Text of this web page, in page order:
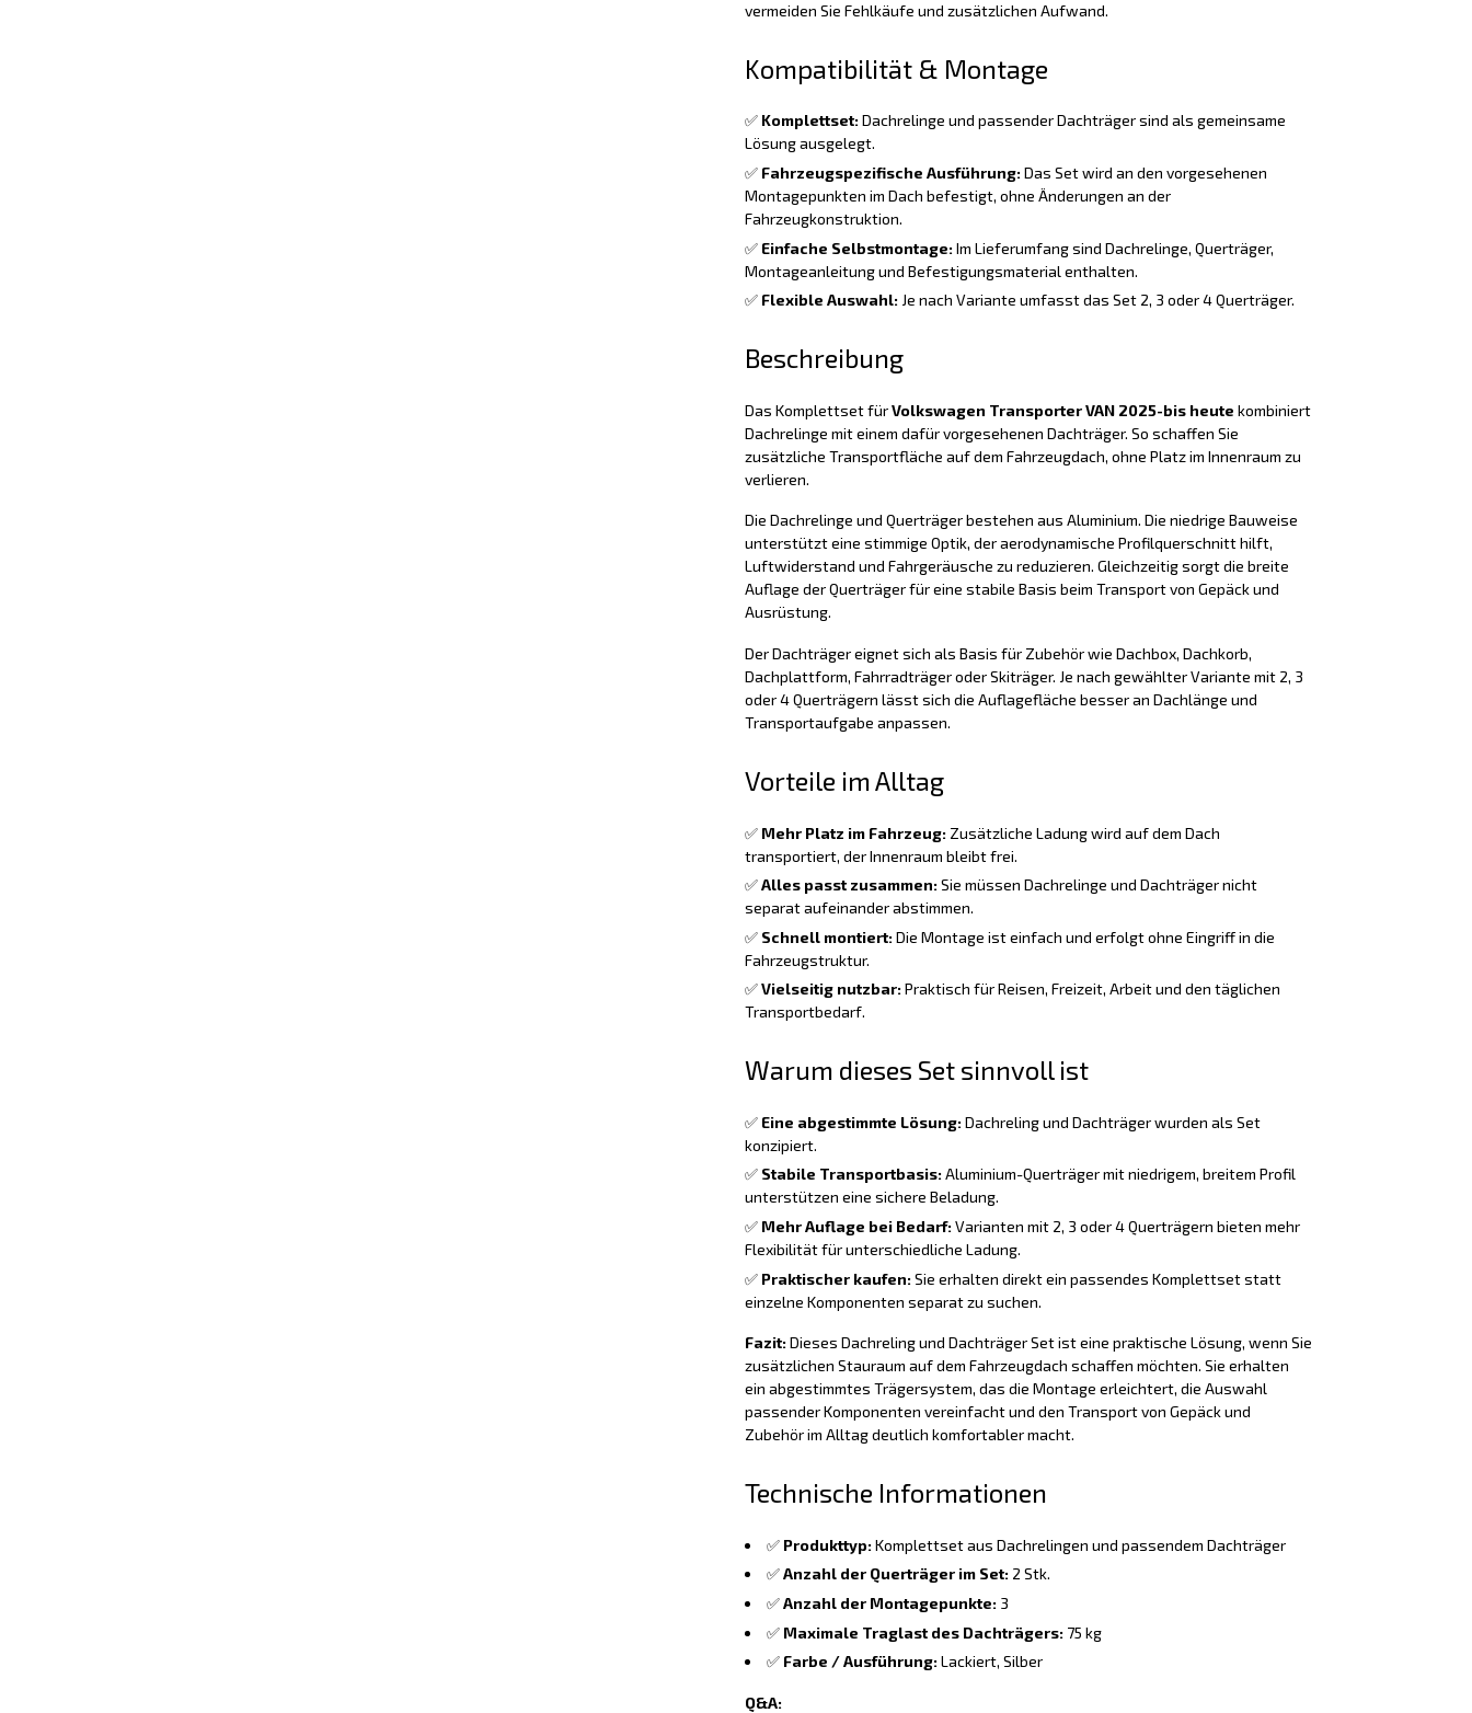
vermeiden Sie Fehlkäufe und zusätzlichen Aufwand.
Kompatibilität & Montage
✅ Komplettset:Dachrelinge und passender Dachträger sind als gemeinsame
Lösung ausgelegt.
✅ Fahrzeugspezifische Ausführung:Das Set wird an den vorgesehenen
Montagepunkten im Dach befestigt, ohne Änderungen an der
Fahrzeugkonstruktion.
✅ Einfache Selbstmontage:Im Lieferumfang sind Dachrelinge, Querträger,
Montageanleitung und Befestigungsmaterial enthalten.
✅ Flexible Auswahl:Je nach Variante umfasst das Set 2, 3 oder 4 Querträger.
Beschreibung
Das Komplettset fürVolkswagen Transporter VAN 2025-bis heute kombiniert
Dachrelinge mit einem dafür vorgesehenen Dachträger. So schaffen Sie
zusätzliche Transportfläche auf dem Fahrzeugdach, ohne Platz im Innenraum zu
verlieren.
Die Dachrelinge und Querträger bestehen aus Aluminium. Die niedrige Bauweise
unterstützt eine stimmige Optik, der aerodynamische Profilquerschnitt hilft,
Luftwiderstand und Fahrgeräusche zu reduzieren. Gleichzeitig sorgt die breite
Auflage der Querträger für eine stabile Basis beim Transport von Gepäck und
Ausrüstung.
Der Dachträger eignet sich als Basis für Zubehör wie Dachbox, Dachkorb,
Dachplattform, Fahrradträger oder Skiträger. Je nach gewählter Variante mit 2, 3
oder 4 Querträgern lässt sich die Auflagefläche besser an Dachlänge und
Transportaufgabe anpassen.
Vorteile im Alltag
✅ Mehr Platz im Fahrzeug:Zusätzliche Ladung wird auf dem Dach
transportiert, der Innenraum bleibt frei.
✅Alles passt zusammen:Sie müssen Dachrelinge und Dachträger nicht
separat aufeinander abstimmen.
✅ Schnell montiert:Die Montage ist einfach und erfolgt ohne Eingriff in die
Fahrzeugstruktur.
✅Vielseitig nutzbar:Praktisch für Reisen, Freizeit, Arbeit und den täglichen
Transportbedarf.
Warum dieses Set sinnvoll ist
✅ Eine abgestimmte Lösung:Dachreling und Dachträger wurden als Set
konzipiert.
✅ Stabile Transportbasis:Aluminium-Querträger mit niedrigem, breitem Profil
unterstützen eine sichere Beladung.
✅ Mehr Auflage bei Bedarf:Varianten mit 2, 3 oder 4 Querträgern bieten mehr
Flexibilität für unterschiedliche Ladung.
✅ Praktischer kaufen:Sie erhalten direkt ein passendes Komplettset statt
einzelne Komponenten separat zu suchen.
Fazit:Dieses Dachreling und Dachträger Set ist eine praktische Lösung, wenn Sie
zusätzlichen Stauraum auf dem Fahrzeugdach schaffen möchten. Sie erhalten
ein abgestimmtes Trägersystem, das die Montage erleichtert, die Auswahl
passender Komponenten vereinfacht und den Transport von Gepäck und
Zubehör im Alltag deutlich komfortabler macht.
Technische Informationen
✅ Produkttyp:Komplettset aus Dachrelingen und passendem Dachträger
✅Anzahl der Querträger im Set:2 Stk.
✅Anzahl der Montagepunkte:3
✅ Maximale Traglast des Dachträgers:75 kg
✅ Farbe / Ausführung:Lackiert, Silber
Q&A: